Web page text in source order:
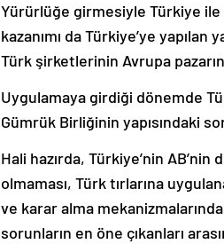
Yürürlüğe girmesiyle Türkiye ile
kazanımı da Türkiye’ye
Türk şirketlerinin Avrupa
Uygulamaya girdiği dönemde
Gümrük Birliğinin yapısındaki
Hali hazırda, Türkiye’nin
olmaması, Türk tırlarına
ve karar alma
sorunların en öne çıkanları